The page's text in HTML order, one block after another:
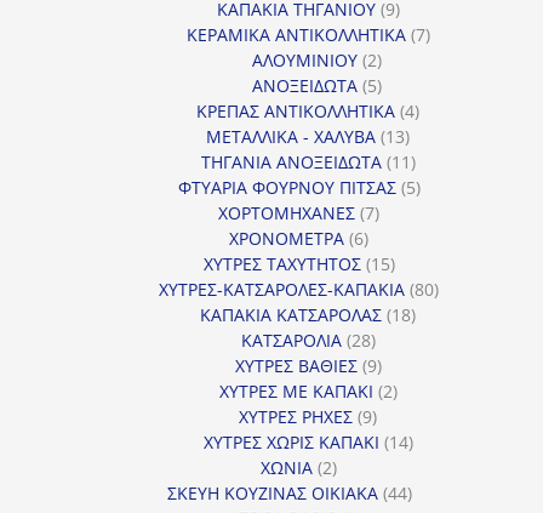
ΚΑΠΑΚΙΑ ΤΗΓΑΝΙΟΥ 99
προϊόντα
ΚΕΡΑΜΙΚΑ ΑΝΤΙΚΟΛΛΗΤΙΚΑ 77
ΑΛΟΥΜΙΝΙΟΥ 22
προϊόντα
ΑΝΟΞΕΙΔΩΤΑ 55
προϊόντα
ΚΡΕΠΑΣ ΑΝΤΙΚΟΛΛΗΤΙΚΑ 44
ΜΕΤΑΛΛΙΚΑ - ΧΑΛΥΒΑ 1313
προϊόντα
ΤΗΓΑΝΙΑ ΑΝΟΞΕΙΔΩΤΑ 1111
προϊόντα
ΦΤΥΑΡΙΑ ΦΟΥΡΝΟΥ ΠΙΤΣΑΣ 55
ΧΟΡΤΟΜΗΧΑΝΕΣ 77
ΧΡΟΝΟΜΕΤΡΑ 66
προϊόντα
ΧΥΤΡΕΣ ΤΑΧΥΤΗΤΟΣ 1515
προϊόντα
ΧΥΤΡΕΣ-ΚΑΤΣΑΡΟΛΕΣ-ΚΑΠΑΚΙΑ 8080
ΚΑΠΑΚΙΑ ΚΑΤΣΑΡΟΛΑΣ 1818
ΚΑΤΣΑΡΟΛΙΑ 2828
προϊόντα
ΧΥΤΡΕΣ ΒΑΘΙΕΣ 99
προϊόντα
ΧΥΤΡΕΣ ΜΕ ΚΑΠΑΚΙ 22
ΧΥΤΡΕΣ ΡΗΧΕΣ 99
προϊόντα
ΧΥΤΡΕΣ ΧΩΡΙΣ ΚΑΠΑΚΙ 1414
ΧΩΝΙΑ 22
προϊόντα
ΣΚΕΥΗ ΚΟΥΖΙΝΑΣ ΟΙΚΙΑΚΑ 4444